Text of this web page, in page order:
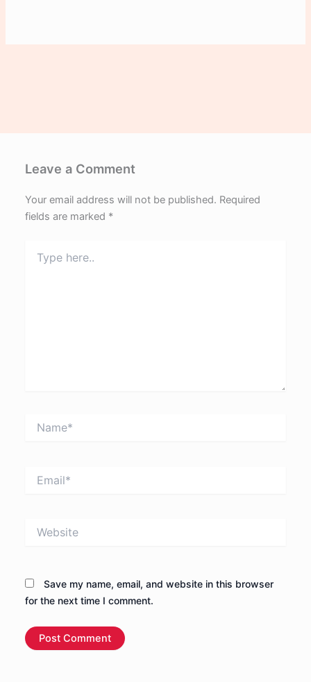
Leave a Comment
Your email address will not be published. Required
fields are marked *
here..
Save my name, email, and website in this browser
for the next time I comment.